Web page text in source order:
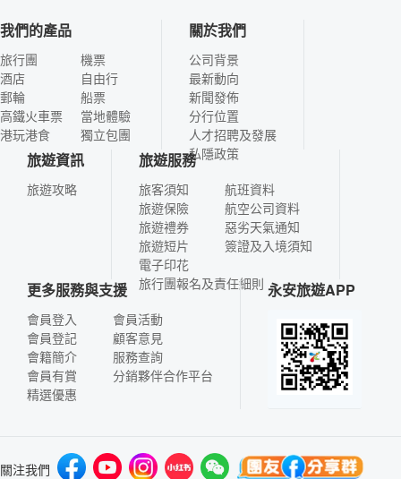
我們的產品
旅行團
酒店
郵輪
高鐵火車票
港玩港食
機票
自由行
船票
當地體驗
獨立包團
關於我們
公司背景
最新動向
新聞發佈
分行位置
人才招聘及發展
私隱政策
旅遊資訊
旅遊攻略
旅遊服務
旅客須知
旅遊保險
旅遊禮券
旅遊短片
電子印花
航班資料
航空公司資料
惡劣天氣通知
簽證及入境須知
旅行團報名及責任細則
更多服務與支援
會員登入
會員登記
會籍簡介
會員有賞
精選優惠
會員活動
顧客意見
服務查詢
分銷夥伴合作平台
永安旅遊APP
關注我們